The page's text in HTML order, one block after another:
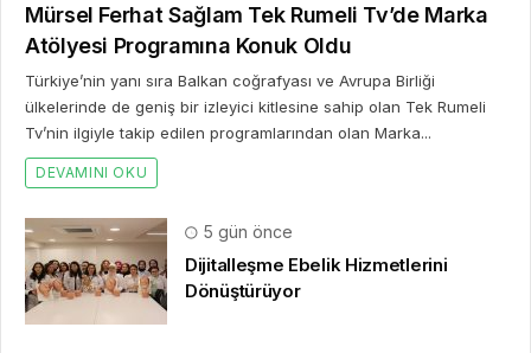
Mürsel Ferhat Sağlam Tek Rumeli Tv’de Marka
Atölyesi Programına Konuk Oldu
Türkiye’nin yanı sıra Balkan coğrafyası ve Avrupa Birliği
ülkelerinde de geniş bir izleyici kitlesine sahip olan Tek Rumeli
Tv’nin ilgiyle takip edilen programlarından olan Marka...
DEVAMINI OKU
5 gün önce
Dijitalleşme Ebelik Hizmetlerini
Dönüştürüyor